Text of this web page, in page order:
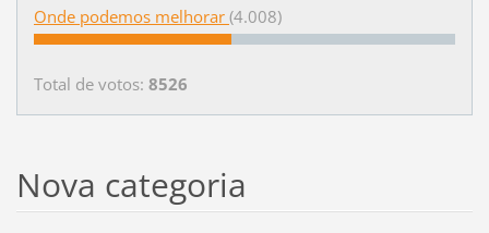
Onde podemos melhorar (4.008)
Total de votos: 8526
Nova categoria